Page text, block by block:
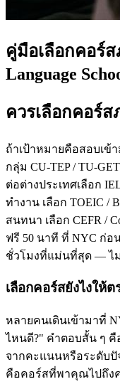
คู่มือเลือกคอร์
Language
ควรเลือกคอร์
ถ้าเป้าหมายคือสอบเข้
กลุ่ม CU-TEP / TU-
ต่อต่างประเทศเลือก
ทำงาน เลือก TOEIC /
สนทนา เลือก CEFR /
ฟรี 50 นาที ที่ NYC ก่อ
ชั่วโมงที่แม่นที่สุด — ไม่
เลือกคอร์สยังไงให้ต
หลายคนเดินเข้ามาที่
ไหนดี?" คำตอบสั้น ๆ คื
จากคะแนนหรือระดับ
คือคอร์สที่พาคุณไปถึง